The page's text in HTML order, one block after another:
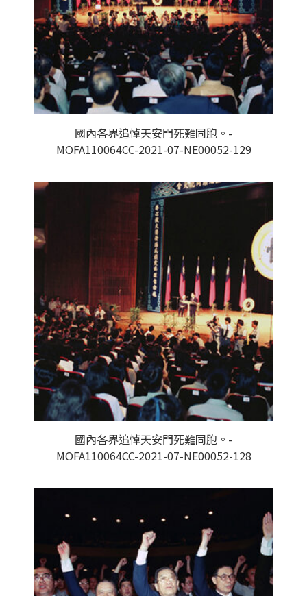
國內各界追悼天安門死難同胞。-
MOFA110064CC-2021-07-NE00052-129
國內各界追悼天安門死難同胞。-
MOFA110064CC-2021-07-NE00052-128